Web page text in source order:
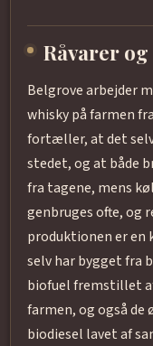
Råvarer
Belgrove arbejder
whisky på farmen
fortæller, at det
stedet, og at både
fra tagene, mens
genbruges ofte, og
produktionen er
selv har bygget fra
biofuel fremstillet
farmen, og også de
biodiesel lavet af